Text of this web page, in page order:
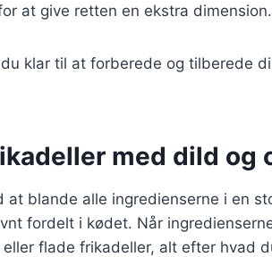
at give retten en ekstra dimension.
klar til at forberede og tilberede
med dild og
blande alle ingredienserne i en
fordelt i kødet. Når
flade frikadeller, alt efter hvad